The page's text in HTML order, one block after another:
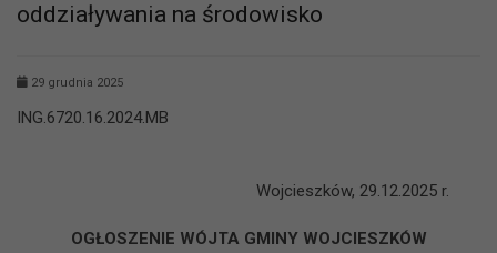
oddziaływania na środowisko
29 grudnia 2025
ING.6720.16.2024.MB
Wojcieszków, 29.12.2025 r.
OGŁOSZENIE WÓJTA GMINY WOJCIESZKÓW